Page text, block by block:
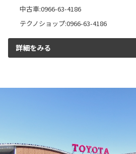
中古車:0966-63-4186
テクノショップ:0966-63-4186
詳細をみる